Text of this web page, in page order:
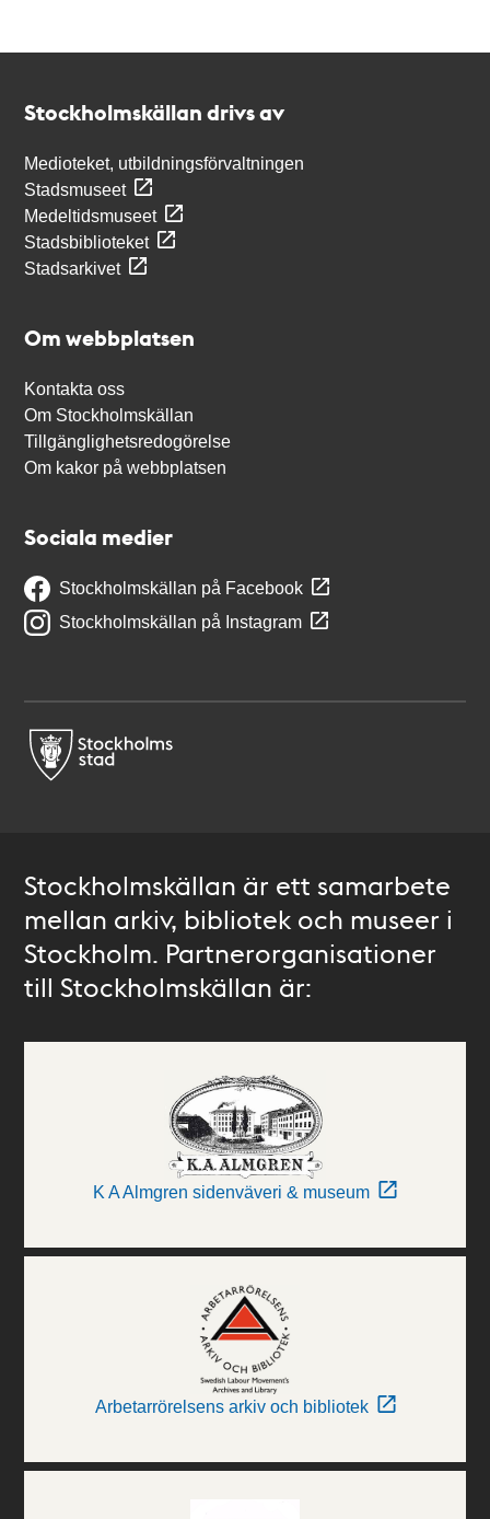
Stockholmskällan drivs av
Medioteket, utbildningsförvaltningen
Stadsmuseet
Medeltidsmuseet
Stadsbiblioteket
Stadsarkivet
Om webbplatsen
Kontakta oss
Om Stockholmskällan
Tillgänglighetsredogörelse
Om kakor på webbplatsen
Sociala medier
Stockholmskällan på Facebook
Stockholmskällan på Instagram
Stockholmskällan är ett samarbete
mellan arkiv, bibliotek och museer i
Stockholm. Partnerorganisationer
till Stockholmskällan är:
K A Almgren sidenväveri & museum
Arbetarrörelsens arkiv och bibliotek